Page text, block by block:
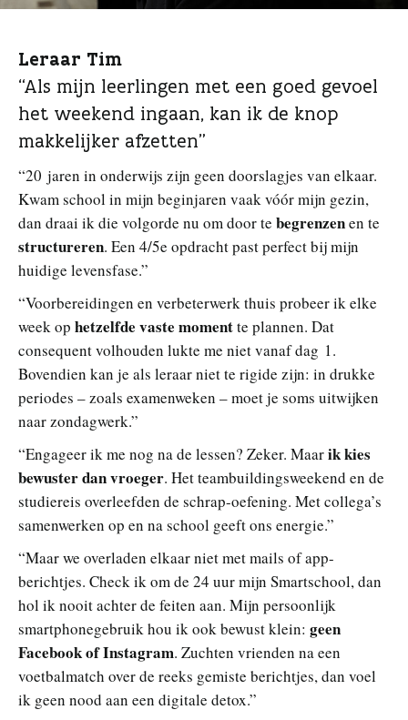
Leraar Tim
“Als mijn leerlingen met een goed gevoel
het weekend ingaan, kan ik de knop
makkelijker afzetten”
“20 jaren in onderwijs zijn geen doorslagjes van elkaar.
Kwam school in mijn beginjaren vaak vóór mijn gezin,
dan draai ik die volgorde nu om door te begrenzenen te
structureren. Een 4/5e opdracht past perfect bij mijn
huidige levensfase.”
“Voorbereidingen en verbeterwerk thuis probeer ik elke
week op hetzelfde vaste momentte plannen. Dat
consequent volhouden lukte me niet vanaf dag 1.
Bovendien kan je als leraar niet te rigide zijn: in drukke
periodes – zoals examenweken – moet je soms uitwijken
naar zondagwerk.”
“Engageer ik me nog na de lessen? Zeker. Maarik kies
bewuster dan vroeger. Het teambuildingsweekend en de
studiereis overleefden de schrap-oefening. Met collega’s
samenwerken op en na school geeft ons energie.”
“Maar we overladen elkaar niet met mails of app-
berichtjes. Check ik om de 24 uur mijn Smartschool, dan
hol ik nooit achter de feiten aan. Mijn persoonlijk
smartphonegebruik hou ik ook bewust klein: geen
Facebook of Instagram. Zuchten vrienden na een
voetbalmatch over de reeks gemiste berichtjes, dan voel
ik geen nood aan een digitale detox.”